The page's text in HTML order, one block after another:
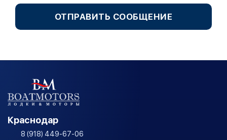
ОТПРАВИТЬ СООБЩЕНИЕ
Краснодар
8 (918) 449-67-06